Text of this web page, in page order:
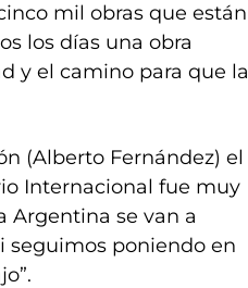
mil obras que están
los días una obra
y el camino para que la
(Alberto Fernández) el
Internacional fue muy
Argentina se van a
seguimos poniendo en